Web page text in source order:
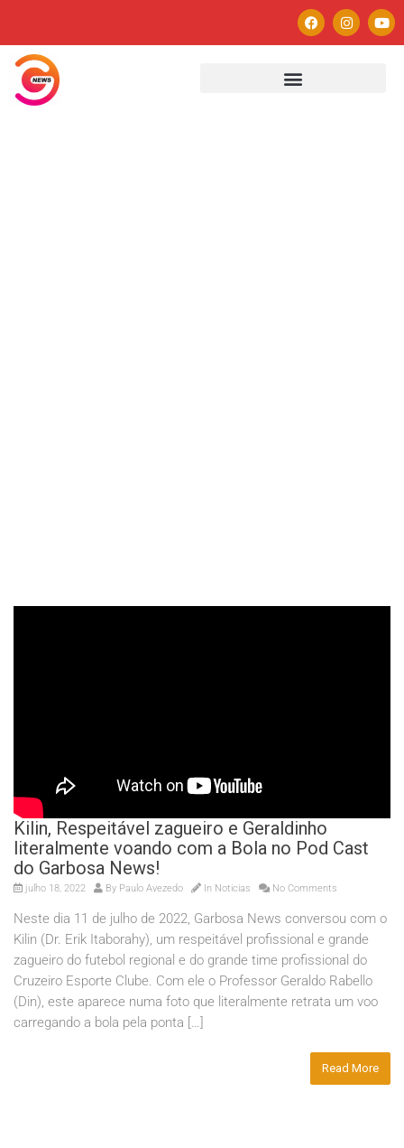
Kilin, Respeitável zagueiro e Geraldinho
literalmente voando com a Bola no Pod Cast
do Garbosa News!
julho 18, 2022 By Paulo Avezedo In Noticias No Comments
Neste dia 11 de julho de 2022, Garbosa News conversou com o
Kilin (Dr. Erik Itaborahy), um respeitável profissional e grande
zagueiro do futebol regional e do grande time profissional do
Cruzeiro Esporte Clube. Com ele o Professor Geraldo Rabello
(Din), este aparece numa foto que literalmente retrata um voo
carregando a bola pela ponta […]
Read More